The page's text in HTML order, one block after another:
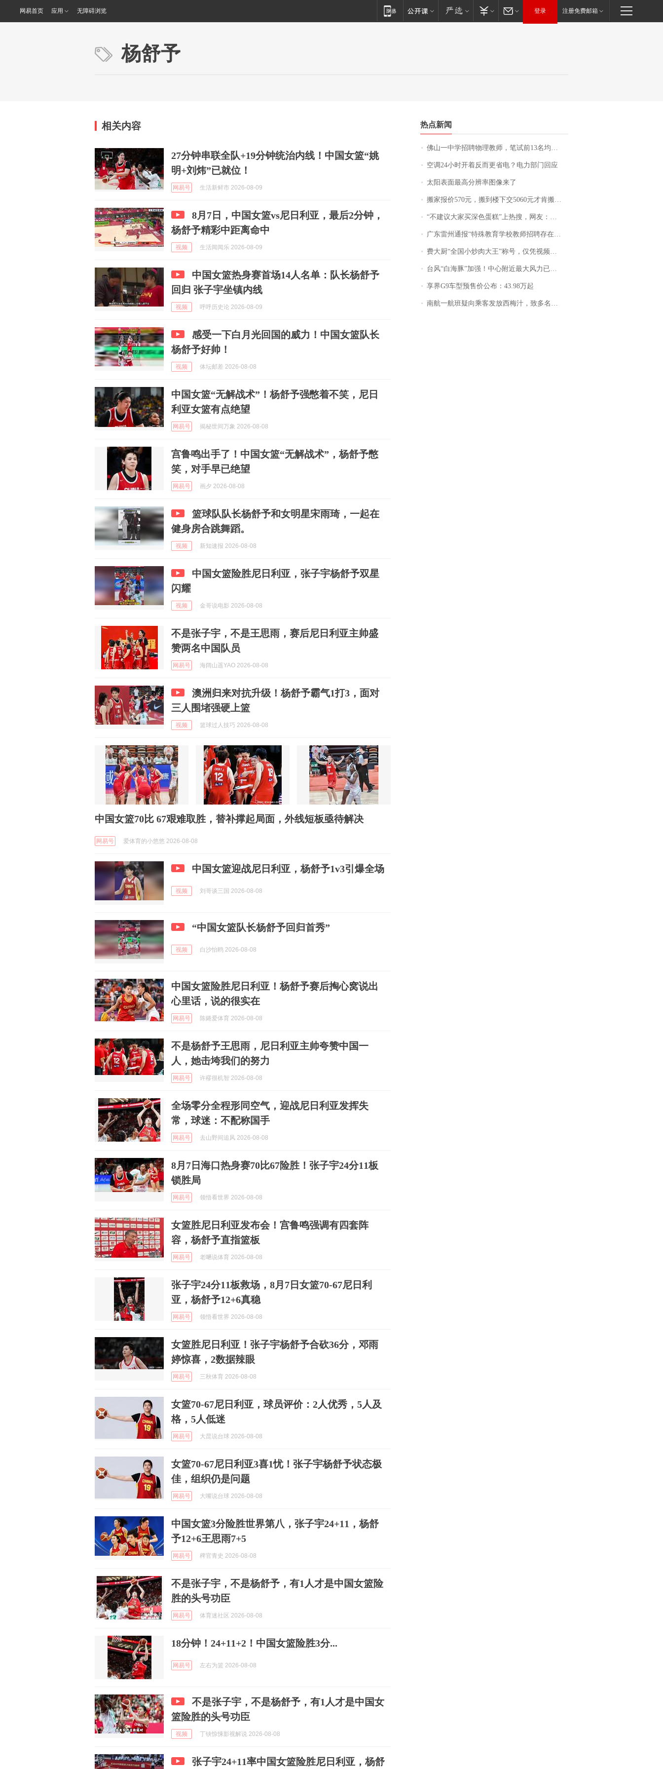
网易首页 应用 无障碍浏览 登录 注册免费邮箱
杨舒予
相关内容
27分钟串联全队+19分钟统治内线！中国女篮“姚
明+刘炜”已就位！
网易号 生活新鲜市 2026-08-09
8月7日，中国女篮vs尼日利亚，最后2分钟，
杨舒予精彩中距离命中
视频 生活闻闻乐 2026-08-09
中国女篮热身赛首场14人名单：队长杨舒予
回归 张子宇坐镇内线
视频 呼呼历史论 2026-08-09
感受一下白月光回国的威力！中国女篮队长
杨舒予好帅！
视频 体坛邮差 2026-08-08
中国女篮“无解战术”！杨舒予强憋着不笑，尼日
利亚女篮有点绝望
网易号 揭秘世间万象 2026-08-08
宫鲁鸣出手了！中国女篮“无解战术”，杨舒予憋
笑，对手早已绝望
网易号 画夕 2026-08-08
篮球队队长杨舒予和女明星宋雨琦，一起在
健身房合跳舞蹈。
视频 新知速报 2026-08-08
中国女篮险胜尼日利亚，张子宇杨舒予双星
闪耀
视频 金哥说电影 2026-08-08
不是张子宇，不是王思雨，赛后尼日利亚主帅盛
赞两名中国队员
网易号 海阔山遥YAO 2026-08-08
澳洲归来对抗升级！杨舒予霸气1打3，面对
三人围堵强硬上篮
视频 篮球过人技巧 2026-08-08
中国女篮70比 67艰难取胜，替补撑起局面，外线短板亟待解决
网易号 爱体育的小悠悠 2026-08-08
中国女篮迎战尼日利亚，杨舒予1v3引爆全场
视频 刘哥谈三国 2026-08-08
“中国女篮队长杨舒予回归首秀”
视频 白沙怡鸥 2026-08-08
中国女篮险胜尼日利亚！杨舒予赛后掏心窝说出
心里话，说的很实在
网易号 陈錈爱体育 2026-08-08
不是杨舒予王思雨，尼日利亚主帅夸赞中国一
人，她击垮我们的努力
网易号 许穋很机智 2026-08-08
全场零分全程形同空气，迎战尼日利亚发挥失
常，球迷：不配称国手
网易号 去山野间追风 2026-08-08
8月7日海口热身赛70比67险胜！张子宇24分11板
锁胜局
网易号 领悟看世界 2026-08-08
女篮胜尼日利亚发布会！宫鲁鸣强调有四套阵
容，杨舒予直指篮板
网易号 老嗮说体育 2026-08-08
张子宇24分11板救场，8月7日女篮70-67尼日利
亚，杨舒予12+6真稳
网易号 领悟看世界 2026-08-08
女篮胜尼日利亚！张子宇杨舒予合砍36分，邓雨
婷惊喜，2数据辣眼
网易号 三秋体育 2026-08-08
女篮70-67尼日利亚，球员评价：2人优秀，5人及
格，5人低迷
网易号 大昆说台球 2026-08-08
女篮70-67尼日利亚3喜1忧！张子宇杨舒予状态极
佳，组织仍是问题
网易号 大嘴说台球 2026-08-08
中国女篮3分险胜世界第八，张子宇24+11，杨舒
予12+6王思雨7+5
网易号 稗官青史 2026-08-08
不是张子宇，不是杨舒予，有1人才是中国女篮险
胜的头号功臣
网易号 体育迷社区 2026-08-08
18分钟！24+11+2！中国女篮险胜3分...
网易号 左右为篮 2026-08-08
不是张子宇，不是杨舒予，有1人才是中国女
篮险胜的头号功臣
视频 丁铗惊悚影视解说 2026-08-08
张子宇24+11率中国女篮险胜尼日利亚，杨舒
热点新闻
佛山一中学招聘物理教师，笔试前13名均遭淘汰？教育局：已叫停招聘，成立调查组全面核查
空调24小时开着反而更省电？电力部门回应
太阳表面最高分辨率图像来了
搬家报价570元，搬到楼下交5060元才肯搬上楼！女子傻眼了……
“不建议大家买深色蛋糕”上热搜，网友：天塌了！
广东雷州通报“特殊教育学校教师招聘存在违规行为”：已启动问责程序 副校长被停职
费大厨“全国小炒肉大王”称号，仅凭视频评出？中国烹饪协会回应
台风“白海豚”加强！中心附近最大风力已达15级 最新研判
享界G9车型预售价公布：43.98万起
南航一航班疑向乘客发放西梅汁，致多名乘客在飞行途中排队上厕所！乘客：机上100多人只有2个厕所；客服回应：并非每架飞机都会发放西梅汁